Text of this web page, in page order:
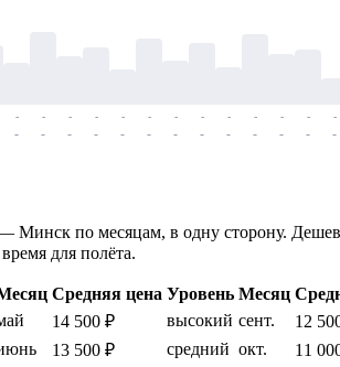
-
-
-
-
-
-
-
-
-
-
-
-
-
-
-
-
-
-
-
-
-
-
-
-
-
-
Минск по месяцам, в одну сторону.
для полёта.
Средняя цена Уровень Месяц
14 500 ₽ высокий сент. 12
13 500 ₽ средний окт. 11